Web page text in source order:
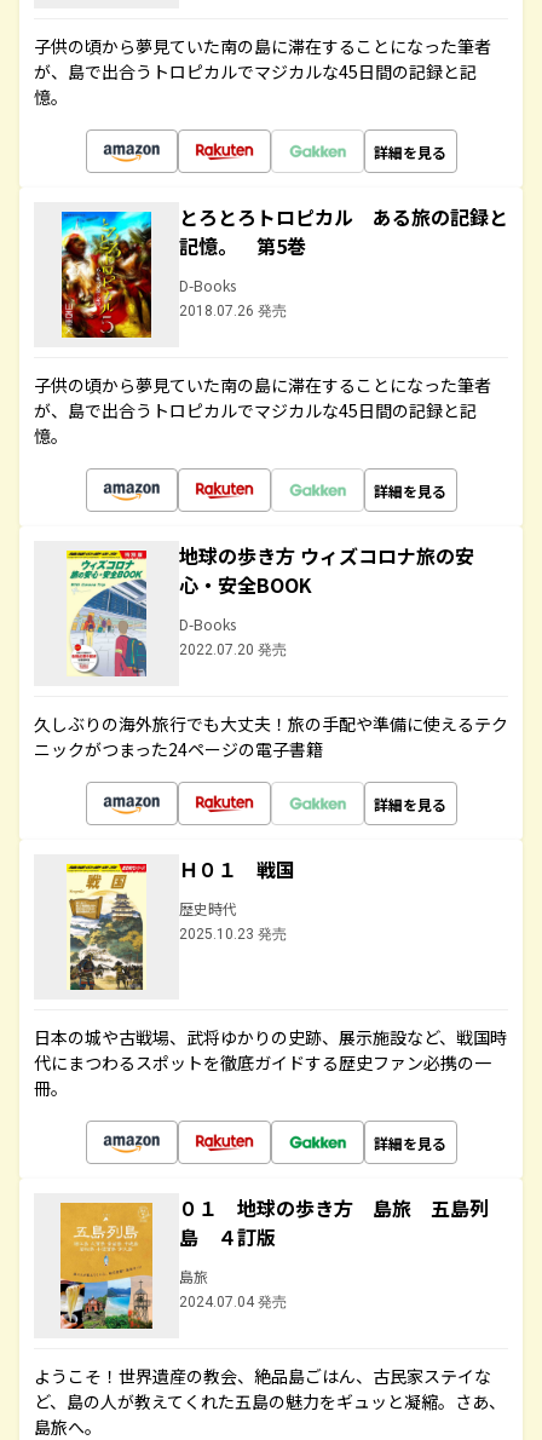
子供の頃から夢見ていた南の島に滞在することになった筆者
が、島で出合うトロピカルでマジカルな45日間の記録と記
憶。
詳細を見る
とろとろトロピカル ある旅の記録と
記憶。 第5巻
D-Books
2018.07.26 発売
子供の頃から夢見ていた南の島に滞在することになった筆者
が、島で出合うトロピカルでマジカルな45日間の記録と記
憶。
詳細を見る
地球の歩き方 ウィズコロナ旅の安
心・安全BOOK
D-Books
2022.07.20 発売
久しぶりの海外旅行でも大丈夫！旅の手配や準備に使えるテク
ニックがつまった24ページの電子書籍
詳細を見る
Ｈ０１ 戦国
歴史時代
2025.10.23 発売
日本の城や古戦場、武将ゆかりの史跡、展示施設など、戦国時
代にまつわるスポットを徹底ガイドする歴史ファン必携の一
冊。
詳細を見る
０１ 地球の歩き方 島旅 五島列
島 ４訂版
島旅
2024.07.04 発売
ようこそ！世界遺産の教会、絶品島ごはん、古民家ステイな
ど、島の人が教えてくれた五島の魅力をギュッと凝縮。さあ、
島旅へ。